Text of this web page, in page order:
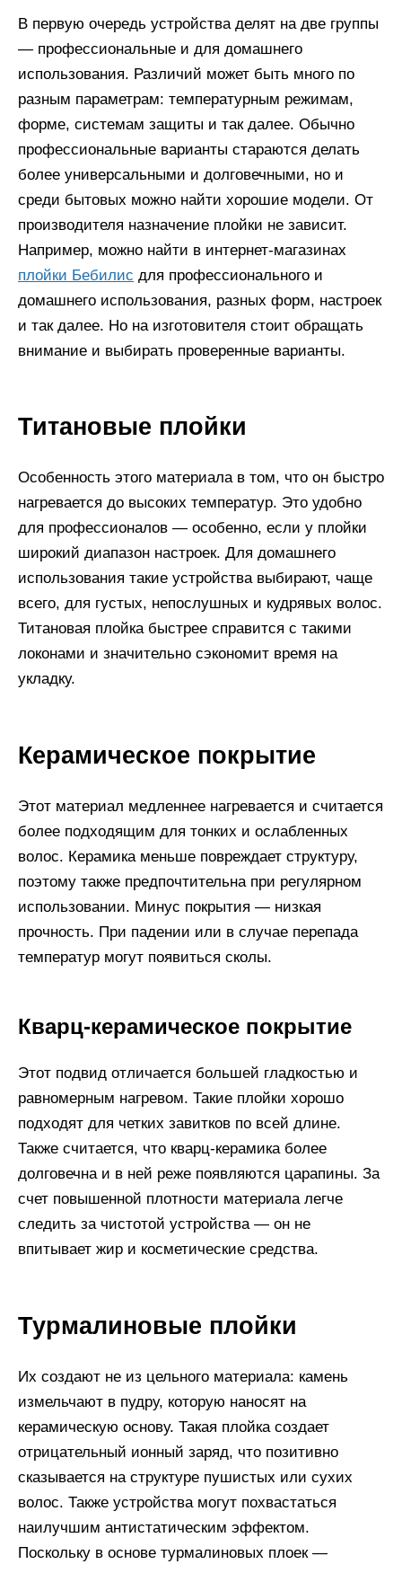
В первую очередь устройства делят на две группы
— профессиональные и для домашнего
использования. Различий может быть много по
разным параметрам: температурным режимам,
форме, системам защиты и так далее. Обычно
профессиональные варианты стараются делать
более универсальными и долговечными, но и
среди бытовых можно найти хорошие модели. От
производителя назначение плойки не зависит.
Например, можно найти в интернет-магазинах
плойки Бебилис для профессионального и
домашнего использования, разных форм, настроек
и так далее. Но на изготовителя стоит обращать
внимание и выбирать проверенные варианты.
Титановые плойки
Особенность этого материала в том, что он быстро
нагревается до высоких температур. Это удобно
для профессионалов — особенно, если у плойки
широкий диапазон настроек. Для домашнего
использования такие устройства выбирают, чаще
всего, для густых, непослушных и кудрявых волос.
Титановая плойка быстрее справится с такими
локонами и значительно сэкономит время на
укладку.
Керамическое покрытие
Этот материал медленнее нагревается и считается
более подходящим для тонких и ослабленных
волос. Керамика меньше повреждает структуру,
поэтому также предпочтительна при регулярном
использовании. Минус покрытия — низкая
прочность. При падении или в случае перепада
температур могут появиться сколы.
Кварц-керамическое покрытие
Этот подвид отличается большей гладкостью и
равномерным нагревом. Такие плойки хорошо
подходят для четких завитков по всей длине.
Также считается, что кварц-керамика более
долговечна и в ней реже появляются царапины. За
счет повышенной плотности материала легче
следить за чистотой устройства — он не
впитывает жир и косметические средства.
Турмалиновые плойки
Их создают не из цельного материала: камень
измельчают в пудру, которую наносят на
керамическую основу. Такая плойка создает
отрицательный ионный заряд, что позитивно
сказывается на структуре пушистых или сухих
волос. Также устройства могут похвастаться
наилучшим антистатическим эффектом.
Поскольку в основе турмалиновых плоек —